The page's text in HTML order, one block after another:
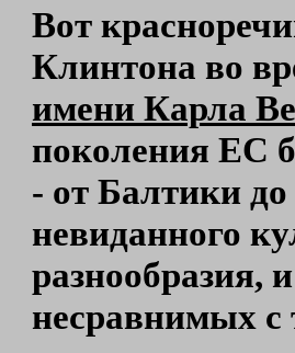
Вот
Клинтона во
имени Карла
поколения ЕС
- от Балтики
невиданного
разнообразия,
несравнимых с